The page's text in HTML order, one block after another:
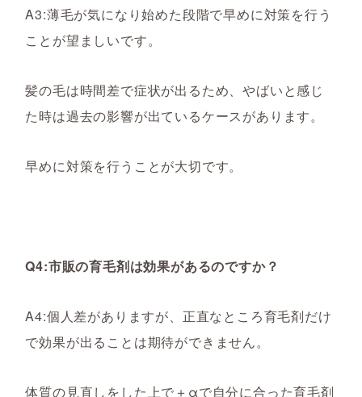
A3:薄毛が気になり始めた段階で早めに対策を行う
ことが望ましいです。
髪の毛は時間差で症状が出るため、やばいと感じ
た時は過去の影響が出ているケースがあります。
早めに対策を行うことが大切です。
Q4:市販の育毛剤は効果があるのですか？
A4:個人差がありますが、正直なところ育毛剤だけ
で効果が出ることは期待ができません。
体質の見直しをした上で＋αで自分に合った育毛剤